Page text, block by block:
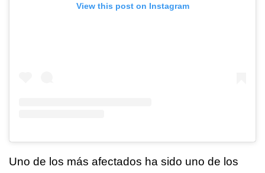
View this post on Instagram
Uno de los más afectados ha sido uno de los